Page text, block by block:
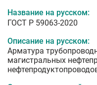
Название на русском:
ГОСТ Р 59063-2020
Описание на русском:
Арматура
магистральных